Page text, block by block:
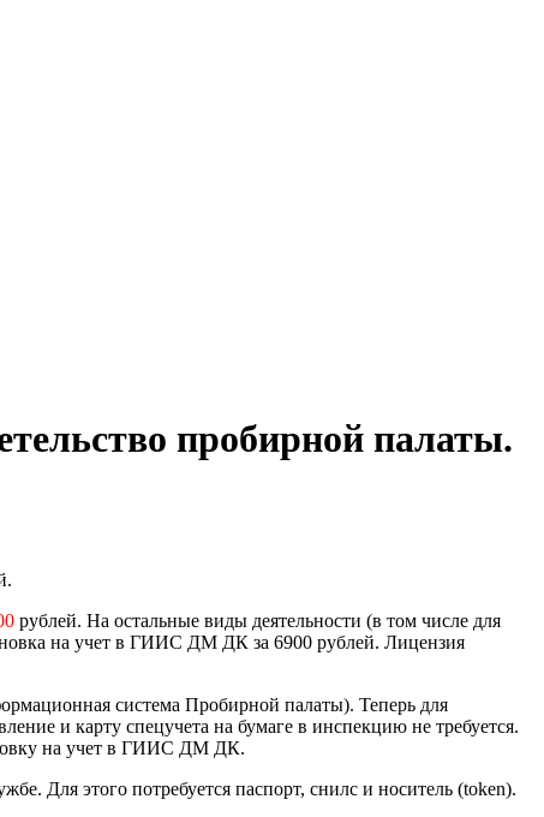
пробирной палаты.
рублей. На остальные виды деятельности (в том числе для
на учет в ГИИС ДМ ДК за 6900 рублей. Лицензия
система Пробирной палаты). Теперь для
и карту спецучета на бумаге в инспекцию не требуется.
на учет в ГИИС ДМ ДК.
Для этого потребуется паспорт, снилс и носитель (token).